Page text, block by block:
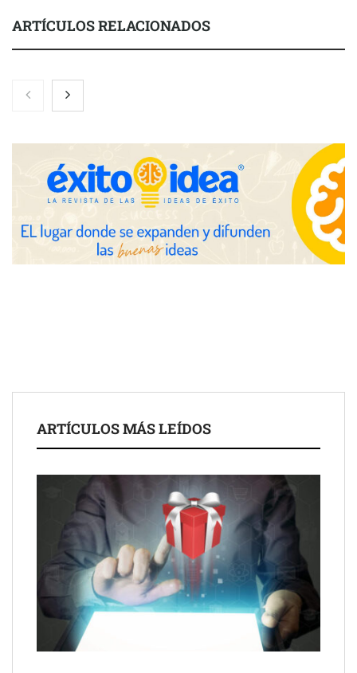
ARTÍCULOS RELACIONADOS
Brisas del Estrecho abastece a la hostelería de Sevilla
conectando lonjas con establecimientos
Última llamada: los destinos con las mayores caídas de precios
ARTÍCULOS MÁS LEÍDOS